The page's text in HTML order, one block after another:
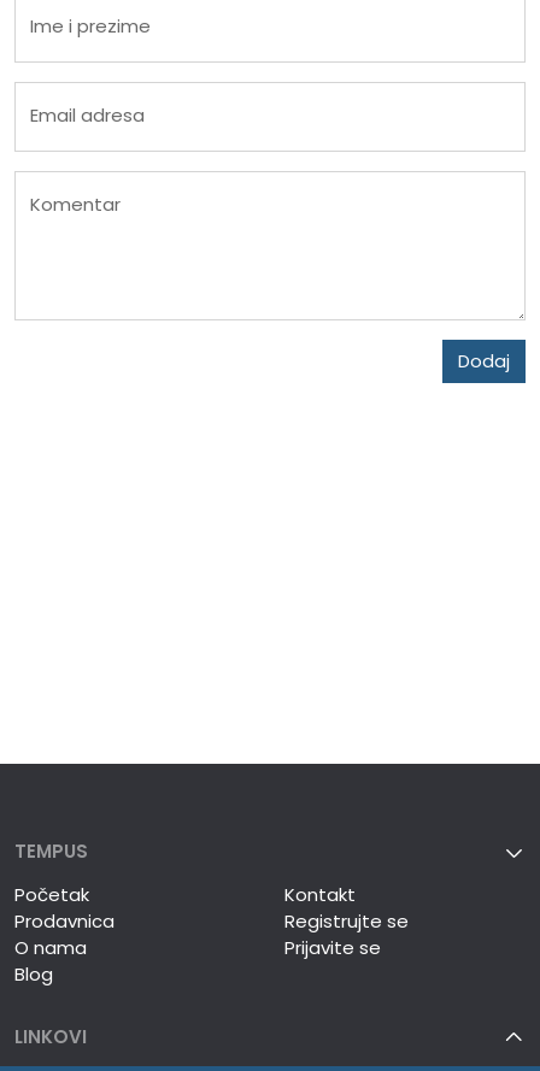
Ime i prezime
Email adresa
Komentar
Dodaj
TEMPUS
Početak
Prodavnica
O nama
Blog
Kontakt
Registrujte se
Prijavite se
LINKOVI